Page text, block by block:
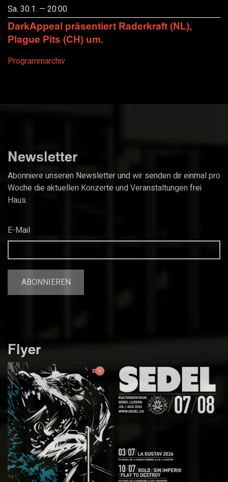
Sa. 30.1. — 20:00
DarkAppeal präsentiert Raderkraft (NL),
Plague Pits (CH) um.
Programmarchiv
Newsletter
Abonniere unseren Newsletter und wir senden dir einmal pro
Woche die aktuellen Konzerte und Veranstaltungen frei
Haus.
E-Mail
Flyer